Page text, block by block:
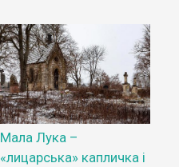
Мала Лука –
«лицарська» капличка і